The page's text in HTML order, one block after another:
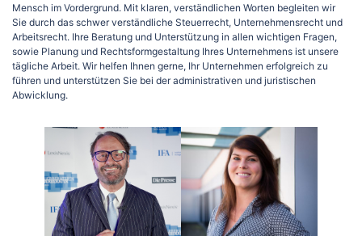
Mensch im Vordergrund. Mit klaren, verständlichen Worten begleiten wir
Sie durch das schwer verständliche Steuerrecht, Unternehmensrecht und
Arbeitsrecht. Ihre Beratung und Unterstützung in allen wichtigen Fragen,
sowie Planung und Rechtsformgestaltung Ihres Unternehmens ist unsere
tägliche Arbeit. Wir helfen Ihnen gerne, Ihr Unternehmen erfolgreich zu
führen und unterstützen Sie bei der administrativen und juristischen
Abwicklung.